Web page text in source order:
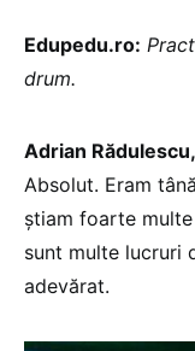
Edupedu.ro:
drum.
Adrian
Absolut. Eram
știam foarte
sunt multe lucruri
adevărat.